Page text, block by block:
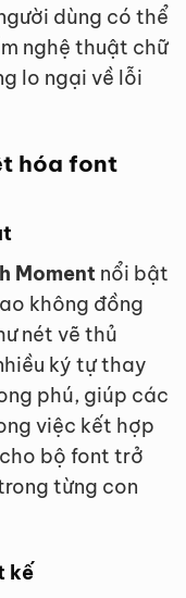
dùng có thể
nghệ thuật chữ
lo ngại về lỗi
hóa font
Moment nổi bật
không đồng
nét vẽ thủ
ký tự thay
phú, giúp các
việc kết hợp
bộ font trở
từng con
kế